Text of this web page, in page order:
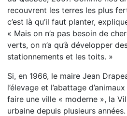
recouvrent les terres les plus
c’est là qu’il faut planter,
« Mais on n’a pas besoin de
verts, on n’a qu’à développer
stationnements et les toits. »
Si, en 1966, le maire Jean
l’élevage et l’abattage
faire une ville « moderne », la
urbaine depuis plusieurs